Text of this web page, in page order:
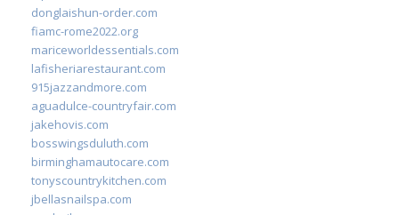
donglaishun-order.com
fiamc-rome2022.org
mariceworldessentials.com
lafisheriarestaurant.com
915jazzandmore.com
aguadulce-countryfair.com
jakehovis.com
bosswingsduluth.com
birminghamautocare.com
tonyscountrykitchen.com
jbellasnailspa.com